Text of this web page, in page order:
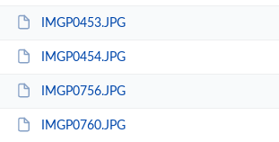
IMGP0453.JPG
IMGP0454.JPG
IMGP0756.JPG
IMGP0760.JPG